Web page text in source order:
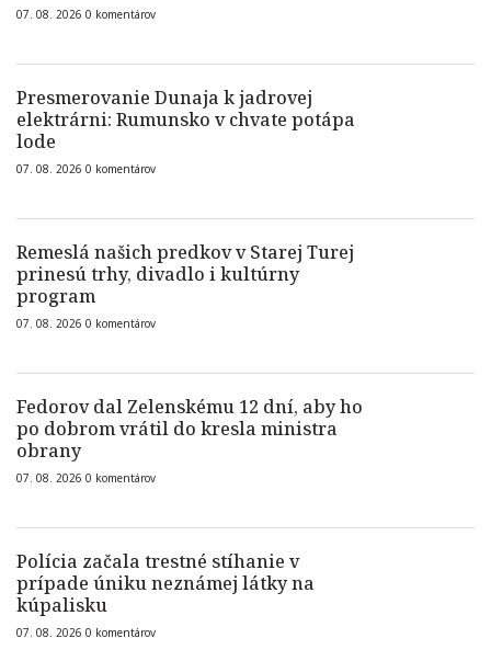
07. 08. 2026 0 komentárov
Presmerovanie Dunaja k jadrovej
elektrárni: Rumunsko v chvate potápa
lode
07. 08. 2026 0 komentárov
Remeslá našich predkov v Starej Turej
prinesú trhy, divadlo i kultúrny
program
07. 08. 2026 0 komentárov
Fedorov dal Zelenskému 12 dní, aby ho
po dobrom vrátil do kresla ministra
obrany
07. 08. 2026 0 komentárov
Polícia začala trestné stíhanie v
prípade úniku neznámej látky na
kúpalisku
07. 08. 2026 0 komentárov